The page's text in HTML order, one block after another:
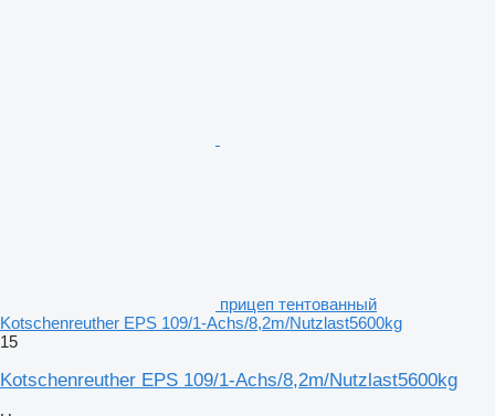
прицеп тентованный
Kotschenreuther EPS 109/1-Achs/8,2m/Nutzlast5600kg
15
Kotschenreuther EPS 109/1-Achs/8,2m/Nutzlast5600kg